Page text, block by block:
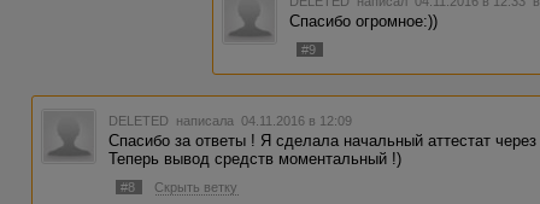
Спасибо огромное:))
#9
DELETED написала 04.11.2016 в 12:09
Спасибо за ответы ! Я сделала начальный аттестат через
Теперь вывод средств моментальный !)
#8 Скрыть ветку